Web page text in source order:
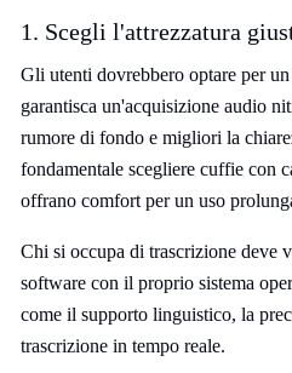
1. Scegli l'attrezzatura
Gli utenti dovrebbero optare per
garantisca un'acquisizione audio
rumore di fondo e migliori la
fondamentale scegliere cuffie con
offrano comfort per un uso
Chi si occupa di trascrizione deve
software con il proprio sistema
come il supporto linguistico, la
trascrizione in tempo reale.